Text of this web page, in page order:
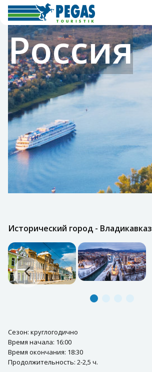
Россия
Исторический город - Владикавказ
Сезон: круглогодично
Время начала: 16:00
Время окончания: 18:30
Продолжительность: 2-2,5 ч.